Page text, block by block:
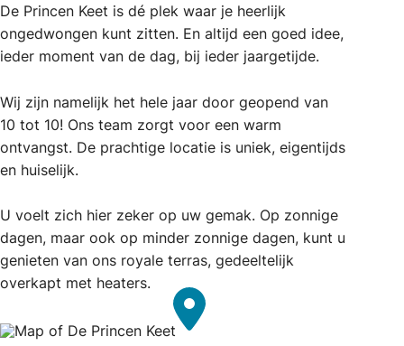
De Princen Keet is dé plek waar je heerlijk
ongedwongen kunt zitten. En altijd een goed idee,
ieder moment van de dag, bij ieder jaargetijde.
Wij zijn namelijk het hele jaar door geopend van
10 tot 10! Ons team zorgt voor een warm
ontvangst. De prachtige locatie is uniek, eigentijds
en huiselijk.
U voelt zich hier zeker op uw gemak. Op zonnige
dagen, maar ook op minder zonnige dagen, kunt u
genieten van ons royale terras, gedeeltelijk
overkapt met heaters.